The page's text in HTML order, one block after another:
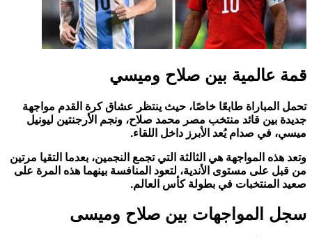
قمة عالمية بين صلاح وميسي
تحمل المباراة طابعًا خاصًا، حيث ينتظر عشاق كرة القدم مواجهة
جديدة بين قائد منتخب مصر محمد صلاح، ونجم الأرجنتين ليونيل
ميسي، في صدام يُعد الأبرز داخل اللقاء.
وتعد هذه المواجهة هي الثالثة التي تجمع النجمين، بعدما التقيا مرتين
من قبل على مستوى الأندية، لتعود المنافسة بينهما هذه المرة على
صعيد المنتخبات في بطولة كأس العالم.
سجل المواجهات بين صلاح وميسى